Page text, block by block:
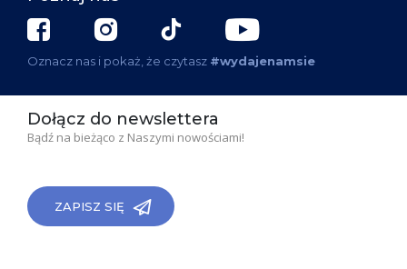
Oznacz nas i pokaż, że czytasz #wydajenamsie
Dołącz do newslettera
Bądź na bieżąco z Naszymi nowościami!
ZAPISZ SIĘ